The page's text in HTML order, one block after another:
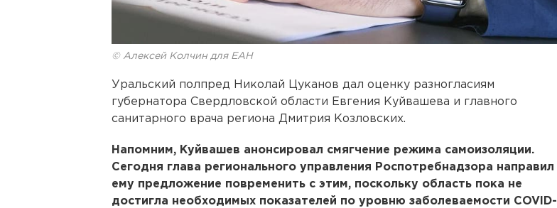
© Алексей Колчин для ЕАН
Уральский полпред Николай Цуканов дал оценку разногласиям
губернатора Свердловской области Евгения Куйвашева и главного
санитарного врача региона Дмитрия Козловских.
Напомним, Куйвашев анонсировал смягчение режима самоизоляции.
Сегодня глава регионального управления Роспотребнадзора направил
ему предложение повременить с этим, поскольку область пока не
достигла необходимых показателей по уровню заболеваемости COVID-